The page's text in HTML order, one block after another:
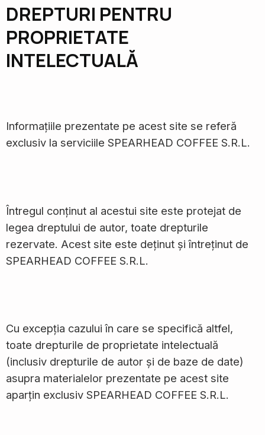
DREPTURI PENTRU
PROPRIETATE
INTELECTUALĂ
Informațiile prezentate pe acest site se referă
exclusiv la serviciile SPEARHEAD COFFEE S.R.L.
Întregul conținut al acestui site este protejat de
legea dreptului de autor, toate drepturile
rezervate. Acest site este deținut și întreținut de
SPEARHEAD COFFEE S.R.L.
Cu excepția cazului în care se specifică altfel,
toate drepturile de proprietate intelectuală
(inclusiv drepturile de autor și de baze de date)
asupra materialelor prezentate pe acest site
aparțin exclusiv SPEARHEAD COFFEE S.R.L.